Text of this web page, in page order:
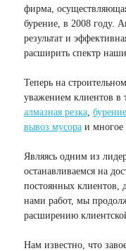
фирма,
бурение, в 2008 году.
результат и
расширить спектр
Теперь на
уважением клиентов в
алмазная резка, бурение
вывоз мусораи многое
Являясь одним из
останавливаемся на
постоянных клиентов,
нами работ, мы
расширению
Нам известно, что